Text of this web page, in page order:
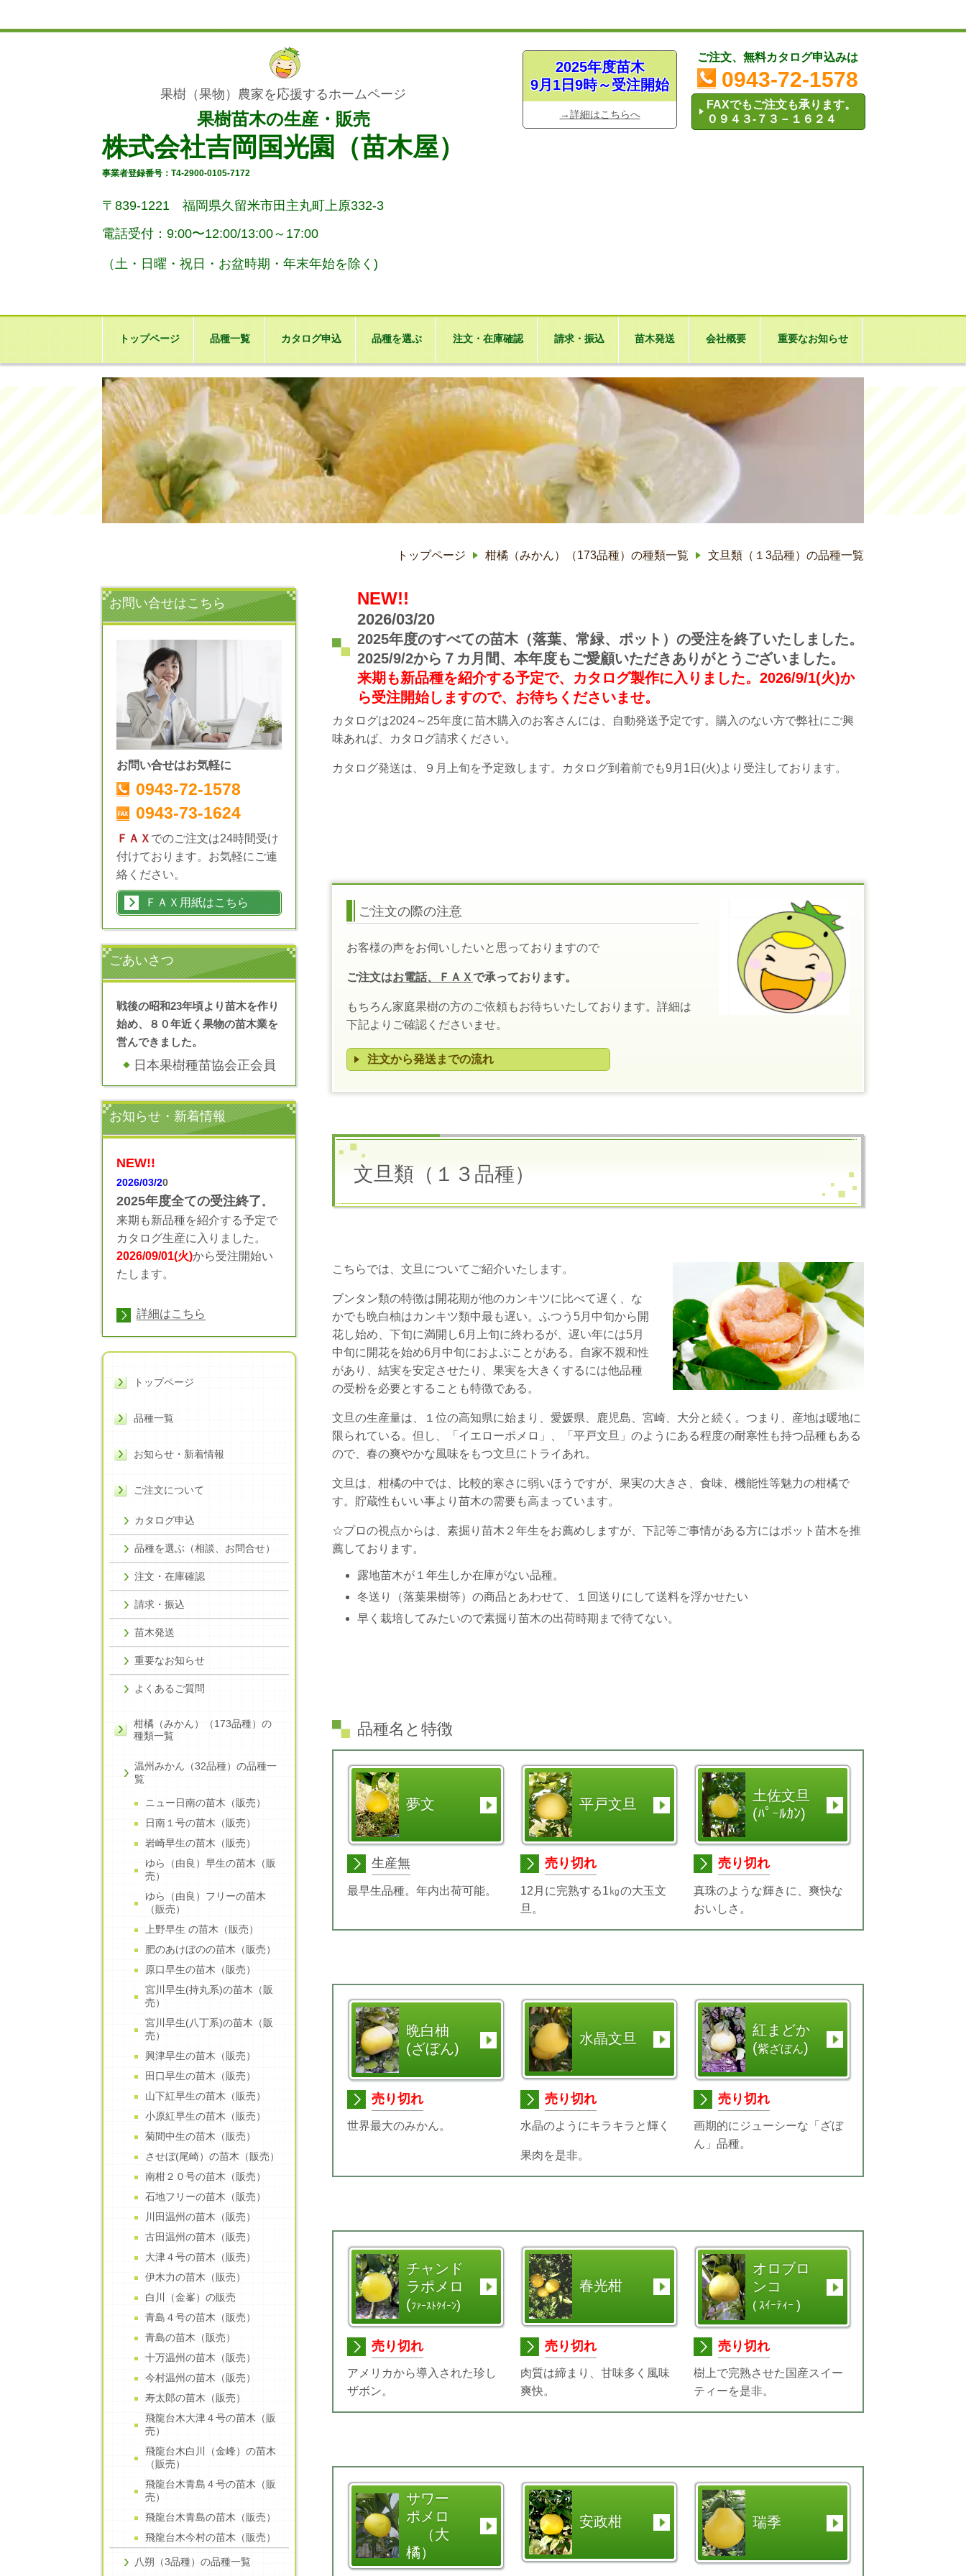
果樹（果物）農家を応援するホームページ
果樹苗木の生産・販売
株式会社吉岡国光園（苗木屋）
事業者登録番号：T4-2900-0105-7172
〒839-1221 福岡県久留米市田主丸町上原332-3
電話受付：9:00〜12:00/13:00～17:00
（土・ 日曜 ・祝日・お盆時期・年末年始を除く)
2025年度苗木
9月1日9時～受注開始
→詳細はこちらへ
ご注文、無料カタログ申込みは
0943-72-1578
FAXでもご注文も承ります。
０９４３-７３－１６２４
トップページ 品種一覧 カタログ申込 品種を選ぶ 注文・在庫確認 請求・振込 苗木発送 会社概要 重要なお知らせ
トップページ 柑橘（みかん）（173品種）の種類一覧 文旦類（１3品種）の品種一覧
NEW!!
2026/03/20
2025年度のすべての苗木（落葉、常緑、ポット）の受注を終了いたしました。
2025/9/2から７カ月間、本年度もご愛顧いただきありがとうございました。
来期も新品種を紹介する予定で、カタログ製作に入りました。2026/9/1(火)か
ら受注開始しますので、お待ちくださいませ。
カタログは2024～25年度に苗木購入のお客さんには、自動発送予定です。購入のない方で弊社にご興
味あれば、カタログ請求ください。
カタログ発送は、９月上旬を予定致します。カタログ到着前でも9月1日(火)より受注しております。
ご注文の際の注意
お客様の声をお伺いしたいと思っておりますので
ご注文はお電話、ＦＡＸで承っております。
もちろん家庭果樹の方のご依頼もお待ちいたしております。詳細は
下記よりご確認くださいませ。
注文から発送までの流れ
文旦類（１３品種）
こちらでは、文旦についてご紹介いたします。
ブンタン類の特徴は開花期が他のカンキツに比べて遅く、な
かでも晩白柚はカンキツ類中最も遅い。ふつう5月中旬から開
花し始め、下旬に満開し6月上旬に終わるが、遅い年には5月
中旬に開花を始め6月中旬におよぶことがある。自家不親和性
があり、結実を安定させたり、果実を大きくするには他品種
の受粉を必要とすることも特徴である。
文旦の生産量は、１位の高知県に始まり、愛媛県、鹿児島、宮崎、大分と続く。つまり、産地は暖地に
限られている。但し、「イエローポメロ」、「平戸文旦」のようにある程度の耐寒性も持つ品種もある
ので、春の爽やかな風味をもつ文旦にトライあれ。
文旦は、柑橘の中では、比較的寒さに弱いほうですが、果実の大きさ、食味、機能性等魅力の柑橘で
す。貯蔵性もいい事より苗木の需要も高まっています。
☆プロの視点からは、素掘り苗木２年生をお薦めしますが、下記等ご事情がある方にはポット苗木を推
薦しております。
露地苗木が１年生しか在庫がない品種。
冬送り（落葉果樹等）の商品とあわせて、１回送りにして送料を浮かせたい
早く栽培してみたいので素掘り苗木の出荷時期まで待てない。
品種名と特徴
夢文
生産無
最早生品種。年内出荷可能。
平戸文旦
売り切れ
12月に完熟する1㎏の大玉文
旦。
土佐文旦
(ﾊﾟｰﾙｶﾝ)
売り切れ
真珠のような輝きに、爽快な
おいしさ。
晩白柚
(ざぼん)
売り切れ
世界最大のみかん。
水晶文旦
売り切れ
水晶のようにキラキラと輝く
果肉を是非。
紅まどか
(紫ざぼん)
売り切れ
画期的にジューシーな「ざぼ
ん」品種。
チャンド
ラポメロ
(ﾌｧｰｽﾄｸｲｰﾝ)
売り切れ
アメリカから導入された珍し
ザボン。
春光柑
売り切れ
肉質は締まり、甘味多く風味
爽快。
オロブロ
ンコ
( ｽｲｰﾃｨｰ )
売り切れ
樹上で完熟させた国産スイー
ティーを是非。
サワー
ポメロ
（大
橘）
安政柑 瑞季
お問い合せはこちら
お問い合せはお気軽に
0943-72-1578
0943-73-1624
ＦＡＸ でのご注文は24時間受け
付けております。お気軽にご連
絡ください。
ＦＡＸ用紙はこちら
ごあいさつ
戦後の昭和23年頃より苗木を作り
始め、８０年近く果物の苗木業を
営んできました。
日本果樹種苗協会正会員
お知らせ・新着情報
NEW!!
2026/03/20
2025年度全ての受注終了。
来期も新品種を紹介する予定で
カタログ生産に入りました。
2026/09/01(火)から受注開始い
たします。
詳細はこちら
トップページ
品種一覧
お知らせ・新着情報
ご注文について
カタログ申込
品種を選ぶ（相談、お問合せ）
注文・在庫確認
請求・振込
苗木発送
重要なお知らせ
よくあるご質問
柑橘（みかん）（173品種）の
種類一覧
温州みかん（32品種）の品種一
覧
ニュー日南の苗木（販売）
日南１号の苗木（販売）
岩崎早生の苗木（販売）
ゆら（由良）早生の苗木（販
売）
ゆら（由良）フリーの苗木
（販売）
上野早生 の苗木（販売）
肥のあけぼのの苗木（販売）
原口早生の苗木（販売）
宮川早生(持丸系)の苗木（販
売）
宮川早生(八丁系)の苗木（販
売）
興津早生の苗木（販売）
田口早生の苗木（販売）
山下紅早生の苗木（販売）
小原紅早生の苗木（販売）
菊間中生の苗木（販売）
させぼ(尾崎）の苗木（販売）
南柑２０号の苗木（販売）
石地フリーの苗木（販売）
川田温州の苗木（販売）
古田温州の苗木（販売）
大津４号の苗木（販売）
伊木力の苗木（販売）
白川（金峯）の販売
青島４号の苗木（販売）
青島の苗木（販売）
十万温州の苗木（販売）
今村温州の苗木（販売）
寿太郎の苗木（販売）
飛龍台木大津４号の苗木（販
売）
飛龍台木白川（金峰）の苗木
（販売）
飛龍台木青島４号の苗木（販
売）
飛龍台木青島の苗木（販売）
飛龍台木今村の苗木（販売）
八朔（3品種）の品種一覧